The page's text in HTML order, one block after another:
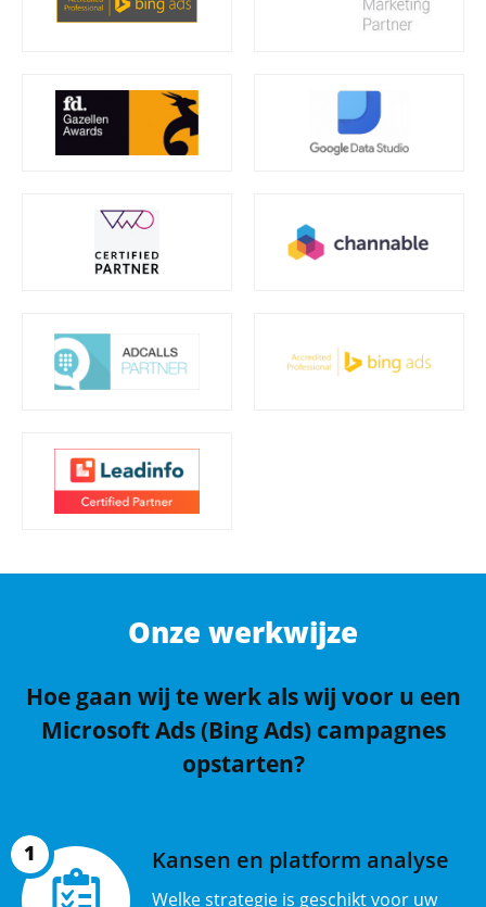
Onze werkwijze
Hoe gaan wij te werk als wij voor u een
Microsoft Ads (Bing Ads) campagnes
opstarten?
1 Kansen en platform analyse
Welke strategie is geschikt voor uw